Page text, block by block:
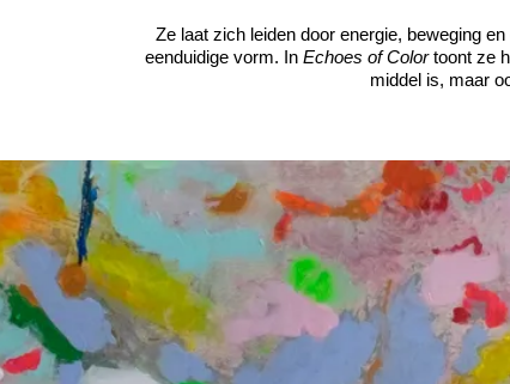
Ze laat zich leiden door energie, beweging
eenduidige vorm. In Echoes of Colortoont ze
middel is, maar